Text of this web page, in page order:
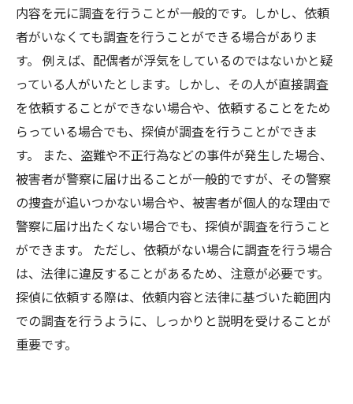
内容を元に調査を行うことが一般的です。しかし、依頼
者がいなくても調査を行うことができる場合がありま
す。 例えば、配偶者が浮気をしているのではないかと疑
っている人がいたとします。しかし、その人が直接調査
を依頼することができない場合や、依頼することをため
らっている場合でも、探偵が調査を行うことができま
す。 また、盗難や不正行為などの事件が発生した場合、
被害者が警察に届け出ることが一般的ですが、その警察
の捜査が追いつかない場合や、被害者が個人的な理由で
警察に届け出たくない場合でも、探偵が調査を行うこと
ができます。 ただし、依頼がない場合に調査を行う場合
は、法律に違反することがあるため、注意が必要です。
探偵に依頼する際は、依頼内容と法律に基づいた範囲内
での調査を行うように、しっかりと説明を受けることが
重要です。